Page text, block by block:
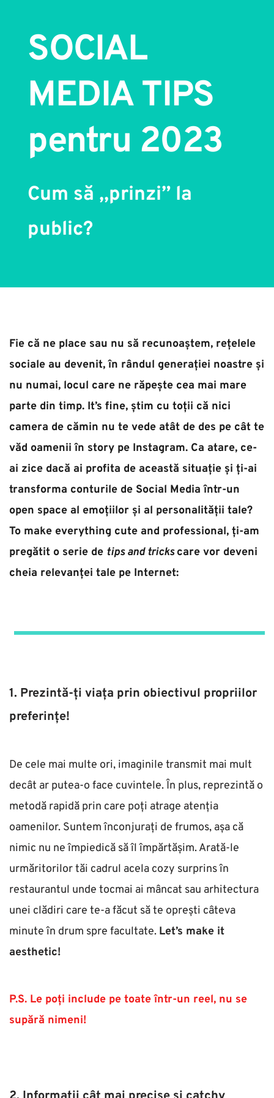
SOCIAL
MEDIA TIPS
pentru 2023
Cum să ,,prinzi” la
public?
Fie că ne place sau nu să recunoaștem, rețelele
sociale au devenit, în rândul generației noastre și
nu numai, locul care ne răpește cea mai mare
parte din timp. It’s fine, știm cu toții că nici
camera de cămin nu te vede atât de des pe cât te
văd oamenii în story pe Instagram. Ca atare, ce-
ai zice dacă ai profita de această situație și ți-ai
transforma conturile de Social Media într-un
open space al emoțiilor și al personalității tale?
To make everything cute and professional, ți-am
pregătit o serie de tips and tricks care vor deveni
cheia relevanței tale pe Internet:
1. Prezintă-ți viața prin obiectivul propriilor
preferințe!
De cele mai multe ori, imaginile transmit mai mult
decât ar putea-o face cuvintele. În plus, reprezintă o
metodă rapidă prin care poți atrage atenția
oamenilor. Suntem înconjurați de frumos, așa că
nimic nu ne împiedică să îl împărtășim. Arată-le
urmăritorilor tăi cadrul acela cozy surprins în
restaurantul unde tocmai ai mâncat sau arhitectura
unei clădiri care te-a făcut să te oprești câteva
minute în drum spre facultate. Let’s make it
aesthetic!
P.S. Le poți include pe toate într-un reel, nu se
supără nimeni!